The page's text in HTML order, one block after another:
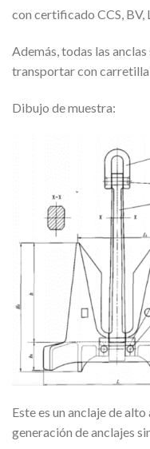
con certificado CCS, BV,
Además, todas las
transportar con
Dibujo de muestra:
Este es un anclaje de
generación de anclajes